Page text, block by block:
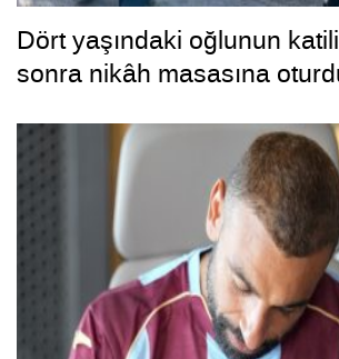
Dört yaşındaki oğlunun
sonra nikâh masasına